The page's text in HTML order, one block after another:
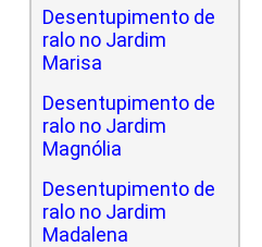
Desentupimento de
ralo no Jardim
Marisa
Desentupimento de
ralo no Jardim
Magnólia
Desentupimento de
ralo no Jardim
Madalena